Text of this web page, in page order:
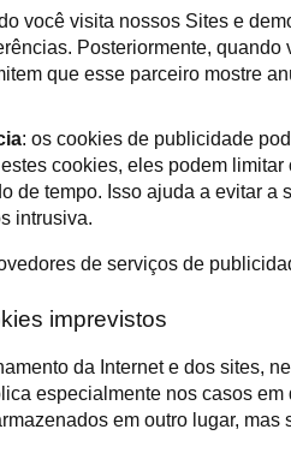
você visita nossos Sites e
Posteriormente,
que esse parceiro mostre
: os cookies de publicidade
cookies, eles podem
de tempo. Isso ajuda a evitar
intrusiva.
de serviços de
imprevistos
da Internet e dos sites,
especialmente nos casos
em outro lugar,